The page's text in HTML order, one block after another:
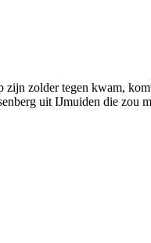
zolder tegen kwam,
uit IJmuiden die zou